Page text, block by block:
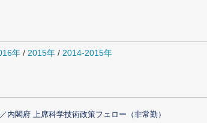
年 / 2015年 / 2014-2015年
内閣府 上席科学技術政策フェロー（非常勤）